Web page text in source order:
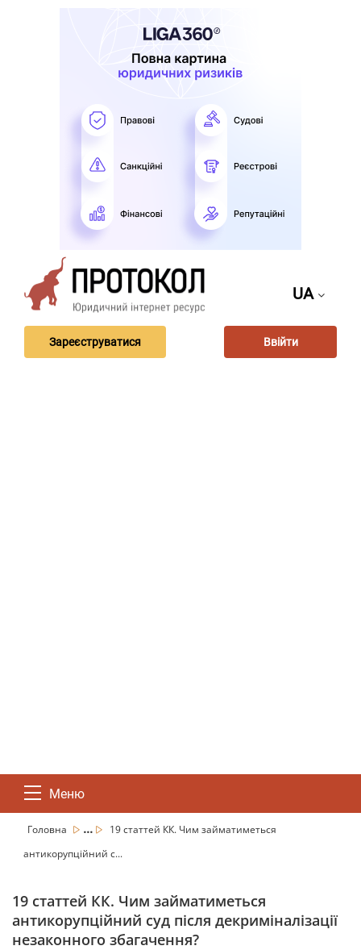
UA
Зареєструватися Ввійти
Меню
Головна ...
19 статтей КК. Чим займатиметься
антикорупційний с...
19 статтей КК. Чим займатиметься
антикорупційний суд після декриміналізації
незаконного збагачення?